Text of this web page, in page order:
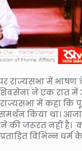
राज्यसभा में
ने एक रात में
में कहा कि
किया था।
की जरूरत नहीं है।
विभिन्न धर्म